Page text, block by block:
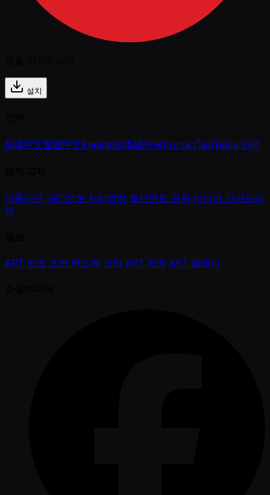
설치
简体中文繁體中文English日本語한국어ภาษาไทยTiếng Việt
이용약관 개인정보 처리방침 토너먼트 규칙 미디어 가이드라
인
APT 링크 포커 핸드북 상점 APT 계정 APT 플레이